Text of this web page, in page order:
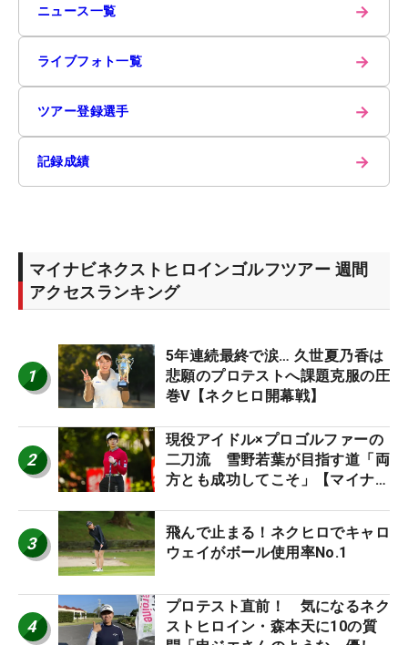
ニュース一覧 →
ライブフォト一覧 →
ツアー登録選手 →
記録成績 →
マイナビネクストヒロインゴルフツアー 週間
アクセスランキング
1
5年連続最終で涙… 久世夏乃香は
悲願のプロテストへ課題克服の圧
巻V【ネクヒロ開幕戦】
2
現役アイドル×プロゴルファーの
二刀流 雪野若葉が目指す道「両
方とも成功してこそ」【マイナビ
3
飛んで止まる！ネクヒロでキャロ
ウェイがボール使用率No.1
4
プロテスト直前！ 気になるネク
ストヒロイン・森本天に10の質